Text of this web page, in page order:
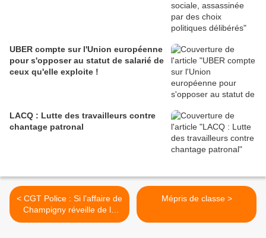
UBER compte sur l'Union européenne
pour s'opposer au statut de salarié de
ceux qu'elle exploite !
LACQ : Lutte des travailleurs contre
chantage patronal
< CGT Police : Si l’affaire de
Champigny réveille de la
colère, qu’elle s’oriente vers
Mépris de classe >